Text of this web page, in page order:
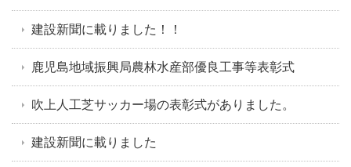
建設新聞に載りました！！
鹿児島地域振興局農林水産部優良工事等表彰式
吹上人工芝サッカー場の表彰式がありました。
建設新聞に載りました